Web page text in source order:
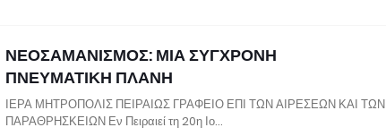
ΝΕΟΣΑΜΑΝΙΣΜΟΣ: ΜΙΑ ΣΥΓΧΡΟΝΗ
ΠΝΕΥΜΑΤΙΚΗ ΠΛΑΝΗ
ΙΕΡΑ ΜΗΤΡΟΠΟΛΙΣ ΠΕΙΡΑΙΩΣ ΓΡΑΦΕΙΟ ΕΠΙ ΤΩΝ ΑΙΡΕΣΕΩΝ ΚΑΙ ΤΩΝ
ΠΑΡΑΘΡΗΣΚΕΙΩΝ Εν Πειραιεί τη 20η Ιο…